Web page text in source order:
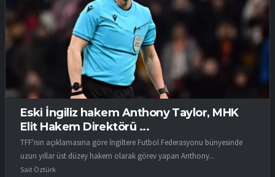
Eski İngiliz hakem Anthony Taylor, MHK
Elit Hakem Direktörü ...
TFF'nin açıklamasına göre İngiltere Futbol Federasyonu bünyesinde
uzun yıllar üst düzey hakem olarak görev yapan Anthony...
Sait Öztürk